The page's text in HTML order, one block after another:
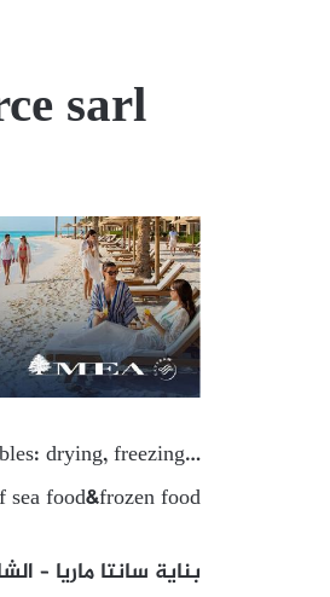
sarl
drying, freezing…
food&frozen food
بناية سانتا ماريا –